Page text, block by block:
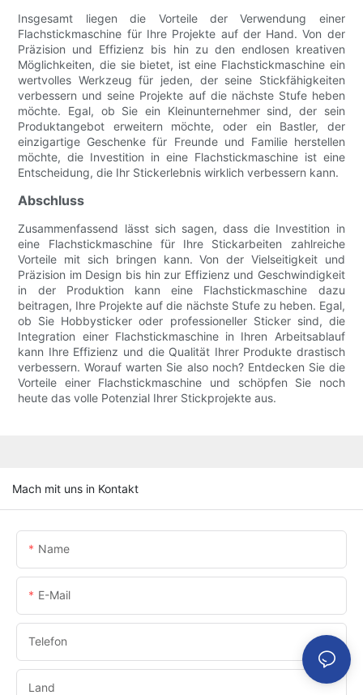
Insgesamt liegen die Vorteile der Verwendung einer
Flachstickmaschine für Ihre Projekte auf der Hand. Von der
Präzision und Effizienz bis hin zu den endlosen kreativen
Möglichkeiten, die sie bietet, ist eine Flachstickmaschine ein
wertvolles Werkzeug für jeden, der seine Stickfähigkeiten
verbessern und seine Projekte auf die nächste Stufe heben
möchte. Egal, ob Sie ein Kleinunternehmer sind, der sein
Produktangebot erweitern möchte, oder ein Bastler, der
einzigartige Geschenke für Freunde und Familie herstellen
möchte, die Investition in eine Flachstickmaschine ist eine
Entscheidung, die Ihr Stickerlebnis wirklich verbessern kann.
Abschluss
Zusammenfassend lässt sich sagen, dass die Investition in
eine Flachstickmaschine für Ihre Stickarbeiten zahlreiche
Vorteile mit sich bringen kann. Von der Vielseitigkeit und
Präzision im Design bis hin zur Effizienz und Geschwindigkeit
in der Produktion kann eine Flachstickmaschine dazu
beitragen, Ihre Projekte auf die nächste Stufe zu heben. Egal,
ob Sie Hobbysticker oder professioneller Sticker sind, die
Integration einer Flachstickmaschine in Ihren Arbeitsablauf
kann Ihre Effizienz und die Qualität Ihrer Produkte drastisch
verbessern. Worauf warten Sie also noch? Entdecken Sie die
Vorteile einer Flachstickmaschine und schöpfen Sie noch
heute das volle Potenzial Ihrer Stickprojekte aus.
Mach mit uns in Kontakt
Name
E-Mail
Telefon
Land